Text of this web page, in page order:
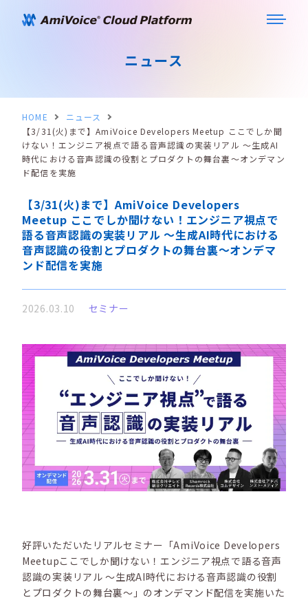
ニュース
HOME
ニュース
【3/31(火)まで】AmiVoice Developers Meetup ここでしか聞
けない！エンジニア視点で語る音声認識の実装リアル ～生成AI
時代における音声認識の役割とプロダクトの舞台裏～オンデマン
ド配信を実施
【3/31(火)まで】AmiVoice Developers
Meetup ここでしか聞けない！エンジニア視点で
語る音声認識の実装リアル ～生成AI時代における
音声認識の役割とプロダクトの舞台裏～オンデマ
ンド配信を実施
2026.03.10 セミナー
好評いただいたリアルセミナー「AmiVoice Developers
Meetupここでしか聞けない！エンジニア視点で語る音声
認識の実装リアル ～生成AI時代における音声認識の役割
とプロダクトの舞台裏～」のオンデマンド配信を実施いた